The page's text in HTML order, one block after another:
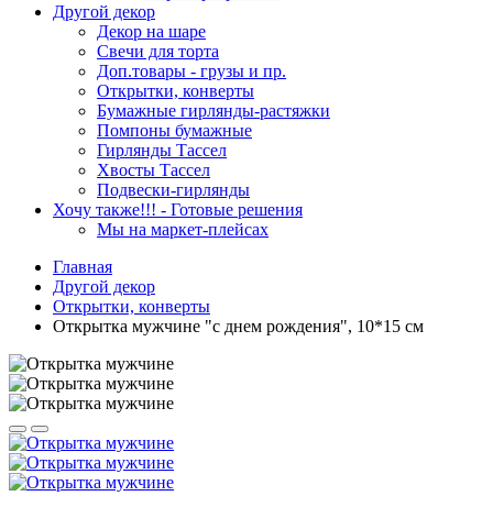
Другой декор
Декор на шаре
Свечи для торта
Доп.товары - грузы и пр.
Открытки, конверты
Бумажные гирлянды-растяжки
Помпоны бумажные
Гирлянды Тассел
Хвосты Тассел
Подвески-гирлянды
Хочу также!!! - Готовые решения
Мы на маркет-плейсах
Главная
Другой декор
Открытки, конверты
Открытка мужчине "с днем рождения", 10*15 см